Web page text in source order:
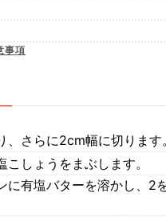
事項
さらに2cm幅に切ります。
しょうをまぶします。
に有塩バターを溶かし、2